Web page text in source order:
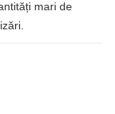
mari de